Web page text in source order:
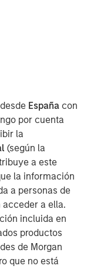
España con
por cuenta
la
(según la
a este
la información
a personas de
acceder a ella.
incluida en
productos
de Morgan
que no está
shared current
investors
multi-
strategies
solutions
portfolios.
or model,